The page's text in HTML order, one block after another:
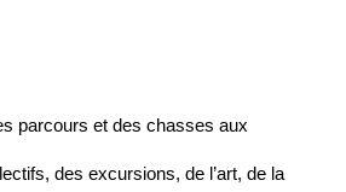
parcours et des chasses aux
des excursions, de l’art, de la